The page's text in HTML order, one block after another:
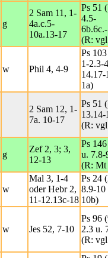
g
2 Sam 11, 1-
4a.c.5-
10a.13-17
Ps 51
4.5-
(R:
w Phil 4, 4-9
Ps
1-2.3-
14.17-
1a)
2 Sam 12, 1-
7a. 10-17
Ps 51
13.14-
(R:
g
Zef 2, 3; 3,
12-13
Ps
u. 7.8-
(R: Mt
w
Mal 3, 1-4
oder Hebr 2,
11-12.13c-18
Ps 24
8.9-
10b)
w Jes 52, 7-10
Ps 96
2.3 u.
(R: